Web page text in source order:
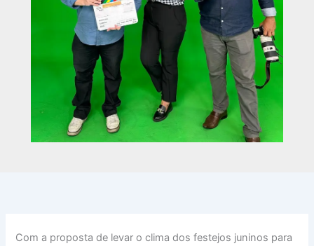
Com a proposta de levar o clima dos festejos juninos para